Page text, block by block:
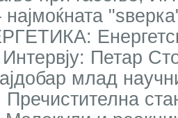
најмоќната
Петар
млад